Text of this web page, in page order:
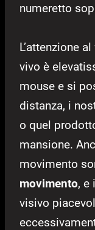
numeretto
L’attenzione
vivo è
mouse e si
distanza, i
o quel
mansione.
movimento
movimento, e
visivo